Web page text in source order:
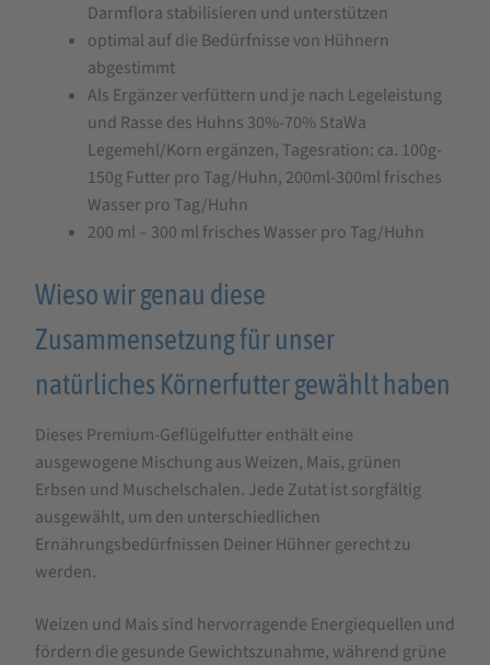
Darmflora stabilisieren und unterstützen
optimal auf die Bedürfnisse von Hühnern
abgestimmt
Als Ergänzer verfüttern und je nach Legeleistung
und Rasse des Huhns 30%-70% StaWa
Legemehl/Korn ergänzen, Tagesration: ca. 100g-
150g Futter pro Tag/Huhn, 200ml-300ml frisches
Wasser pro Tag/Huhn
200 ml – 300 ml frisches Wasser pro Tag/Huhn
Wieso wir genau diese
Zusammensetzung für unser
natürliches Körnerfutter gewählt haben
Dieses Premium-Geflügelfutter enthält eine
ausgewogene Mischung aus Weizen, Mais, grünen
Erbsen und Muschelschalen. Jede Zutat ist sorgfältig
ausgewählt, um den unterschiedlichen
Ernährungsbedürfnissen Deiner Hühner gerecht zu
werden.
Weizen und Mais sind hervorragende Energiequellen und
fördern die gesunde Gewichtszunahme, während grüne